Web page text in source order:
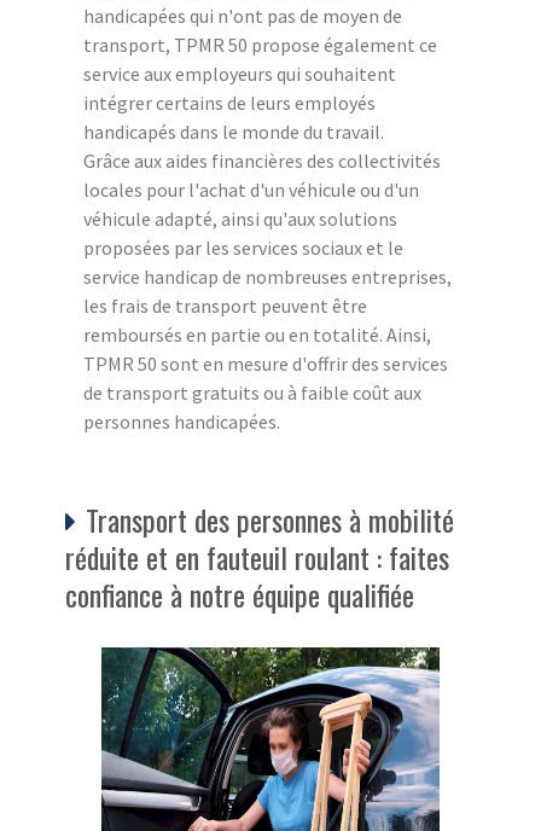
handicapées qui n'ont pas de moyen de
transport, TPMR 50 propose également ce
service aux employeurs qui souhaitent
intégrer certains de leurs employés
handicapés dans le monde du travail.
Grâce aux aides financières des collectivités
locales pour l'achat d'un véhicule ou d'un
véhicule adapté, ainsi qu'aux solutions
proposées par les services sociaux et le
service handicap de nombreuses entreprises,
les frais de transport peuvent être
remboursés en partie ou en totalité. Ainsi,
TPMR 50 sont en mesure d'offrir des services
de transport gratuits ou à faible coût aux
personnes handicapées.
Transport des personnes à mobilité
réduite et en fauteuil roulant : faites
confiance à notre équipe qualifiée